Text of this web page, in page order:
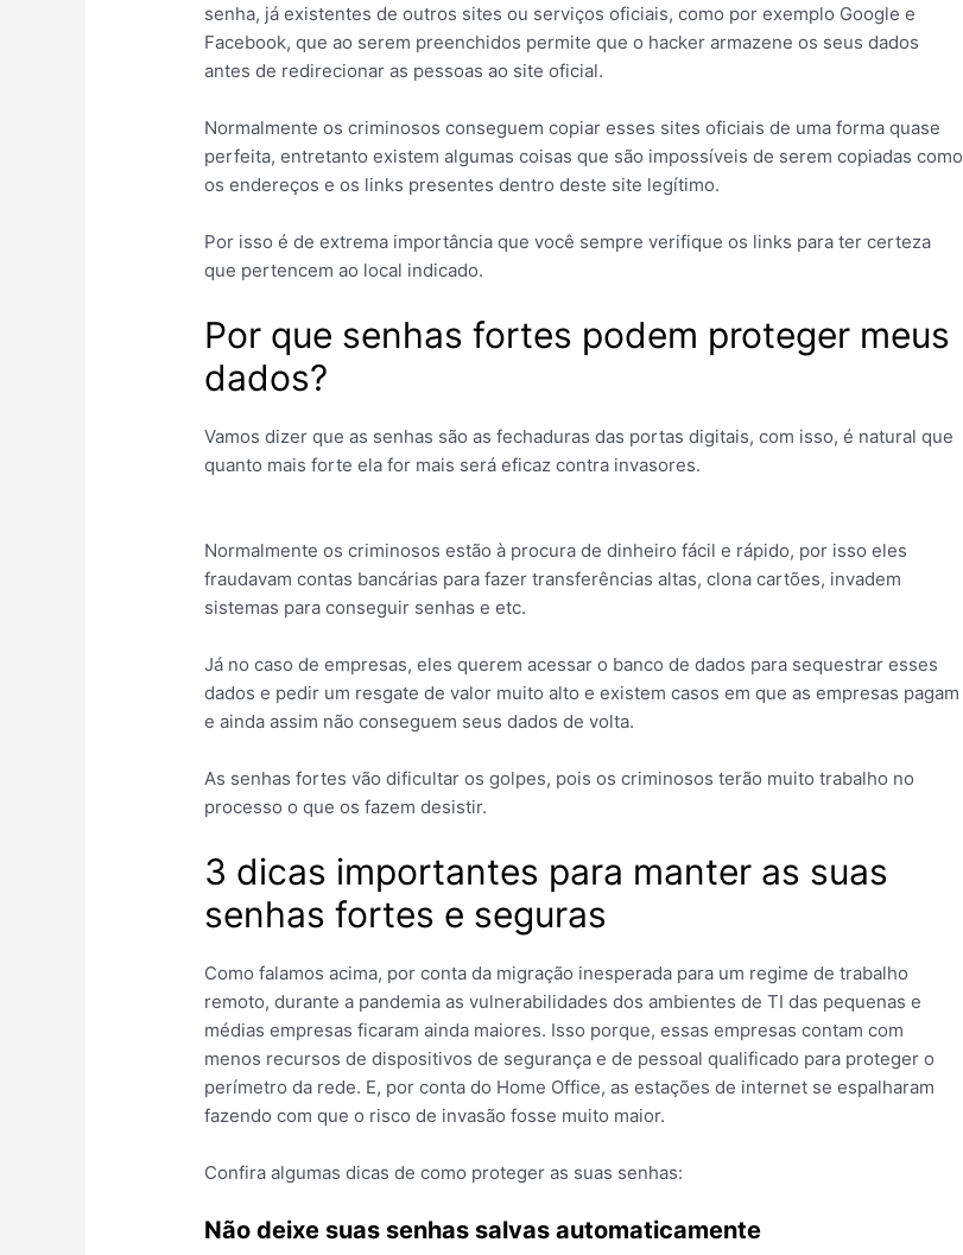
senha, já existentes de outros sites ou serviços oficiais, como por exemplo Google e
Facebook, que ao serem preenchidos permite que o hacker armazene os seus dados
antes de redirecionar as pessoas ao site oficial.
Normalmente os criminosos conseguem copiar esses sites oficiais de uma forma quase
perfeita, entretanto existem algumas coisas que são impossíveis de serem copiadas como
os endereços e os links presentes dentro deste site legítimo.
Por isso é de extrema importância que você sempre verifique os links para ter certeza
que pertencem ao local indicado.
Por que senhas fortes podem proteger meus
dados?
Vamos dizer que as senhas são as fechaduras das portas digitais, com isso, é natural que
quanto mais forte ela for mais será eficaz contra invasores.
Normalmente os criminosos estão à procura de dinheiro fácil e rápido, por isso eles
fraudavam contas bancárias para fazer transferências altas, clona cartões, invadem
sistemas para conseguir senhas e etc.
Já no caso de empresas, eles querem acessar o banco de dados para sequestrar esses
dados e pedir um resgate de valor muito alto e existem casos em que as empresas pagam
e ainda assim não conseguem seus dados de volta.
As senhas fortes vão dificultar os golpes, pois os criminosos terão muito trabalho no
processo o que os fazem desistir.
3 dicas importantes para manter as suas
senhas fortes e seguras
Como falamos acima, por conta da migração inesperada para um regime de trabalho
remoto, durante a pandemia as vulnerabilidades dos ambientes de TI das pequenas e
médias empresas ficaram ainda maiores. Isso porque, essas empresas contam com
menos recursos de dispositivos de segurança e de pessoal qualificado para proteger o
perímetro da rede. E, por conta do Home Office, as estações de internet se espalharam
fazendo com que o risco de invasão fosse muito maior.
Confira algumas dicas de como proteger as suas senhas:
Não deixe suas senhas salvas automaticamente